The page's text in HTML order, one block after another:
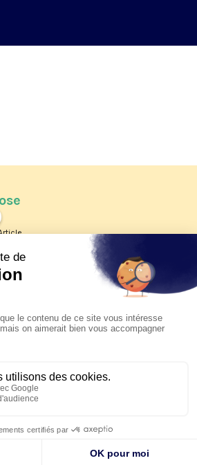
Les reportages d'été 2026 de KTO
La visite pastorale du pape Léon
XIV à Assise à suivre sur KTO le
jeudi 6 août
pape en Uruguay, Argentine et
du 6 au 17 novembre 2026
— Mentions légales